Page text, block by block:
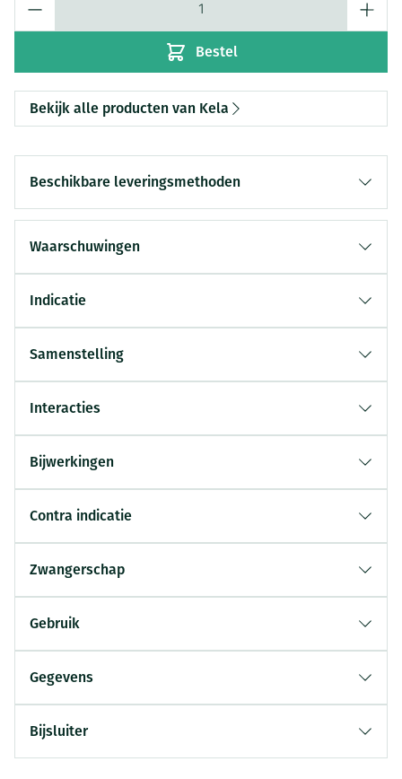
Bestel
Bekijk alle producten van Kela
Beschikbare leveringsmethoden
Waarschuwingen
Indicatie
Samenstelling
Interacties
Bijwerkingen
Contra indicatie
Zwangerschap
Gebruik
Gegevens
Bijsluiter